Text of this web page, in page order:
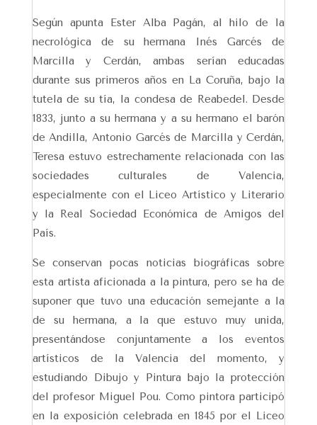
Según apunta Ester Alba Pagán, al hilo de la
necrológica de su hermana Inés Garcés de
Marcilla y Cerdán, ambas serían educadas
durante sus primeros años en La Coruña, bajo la
tutela de su tía, la condesa de Reabedel. Desde
1833, junto a su hermana y a su hermano el barón
de Andilla, Antonio Garcés de Marcilla y Cerdán,
Teresa estuvo estrechamente relacionada con las
sociedades culturales de Valencia,
especialmente con el Liceo Artístico y Literario
y la Real Sociedad Económica de Amigos del
País.
Se conservan pocas noticias biográficas sobre
esta artista aficionada a la pintura, pero se ha de
suponer que tuvo una educación semejante a la
de su hermana, a la que estuvo muy unida,
presentándose conjuntamente a los eventos
artísticos de la Valencia del momento, y
estudiando Dibujo y Pintura bajo la protección
del profesor Miguel Pou. Como pintora participó
en la exposición celebrada en 1845 por el Liceo